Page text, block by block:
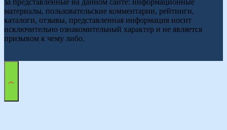
за представленные на данном сайте: информационные
материалы, пользовательские комментарии, рейтинги,
каталоги, отзывы, представленная информация носит
исключительно ознакомительный характер и не является
призывом к чему либо.